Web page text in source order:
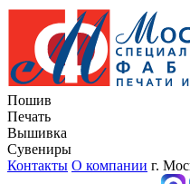
Пошив
Печать
Вышивка
Сувениры
Контакты О компании г.